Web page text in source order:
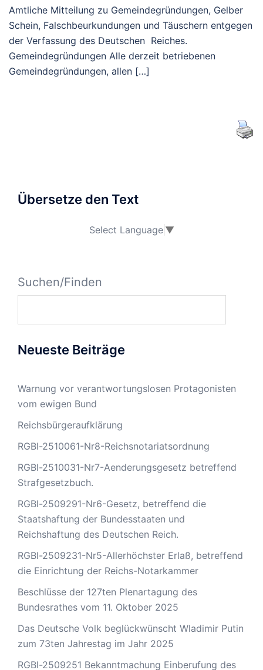
Amtliche Mitteilung zu Gemeindegründungen, Gelber
Schein, Falschbeurkundungen und Täuschern entgegen
der Verfassung des Deutschen Reiches.
Gemeindegründungen Alle derzeit betriebenen
Gemeindegründungen, allen […]
Übersetze den Text
Select Language ▼
Suchen/Finden
Neueste Beiträge
Warnung vor verantwortungslosen Protagonisten
vom ewigen Bund
Reichsbürgeraufklärung
RGBl-2510061-Nr8-Reichsnotariatsordnung
RGBl-2510031-Nr7-Aenderungsgesetz betreffend
Strafgesetzbuch.
RGBl-2509291-Nr6-Gesetz, betreffend die
Staatshaftung der Bundesstaaten und
Reichshaftung des Deutschen Reich.
RGBl-2509231-Nr5-Allerhöchster Erlaß, betreffend
die Einrichtung der Reichs-Notarkammer
Beschlüsse der 127ten Plenartagung des
Bundesrathes vom 11. Oktober 2025
Das Deutsche Volk beglückwünscht Wladimir Putin
zum 73ten Jahrestag im Jahr 2025
RGBl-2509251 Bekanntmachung Einberufung des